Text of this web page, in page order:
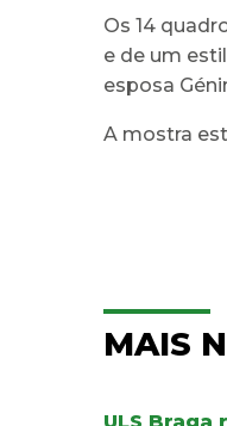
Os 14
e de um
esposa
A mostra
MAIS
ULS